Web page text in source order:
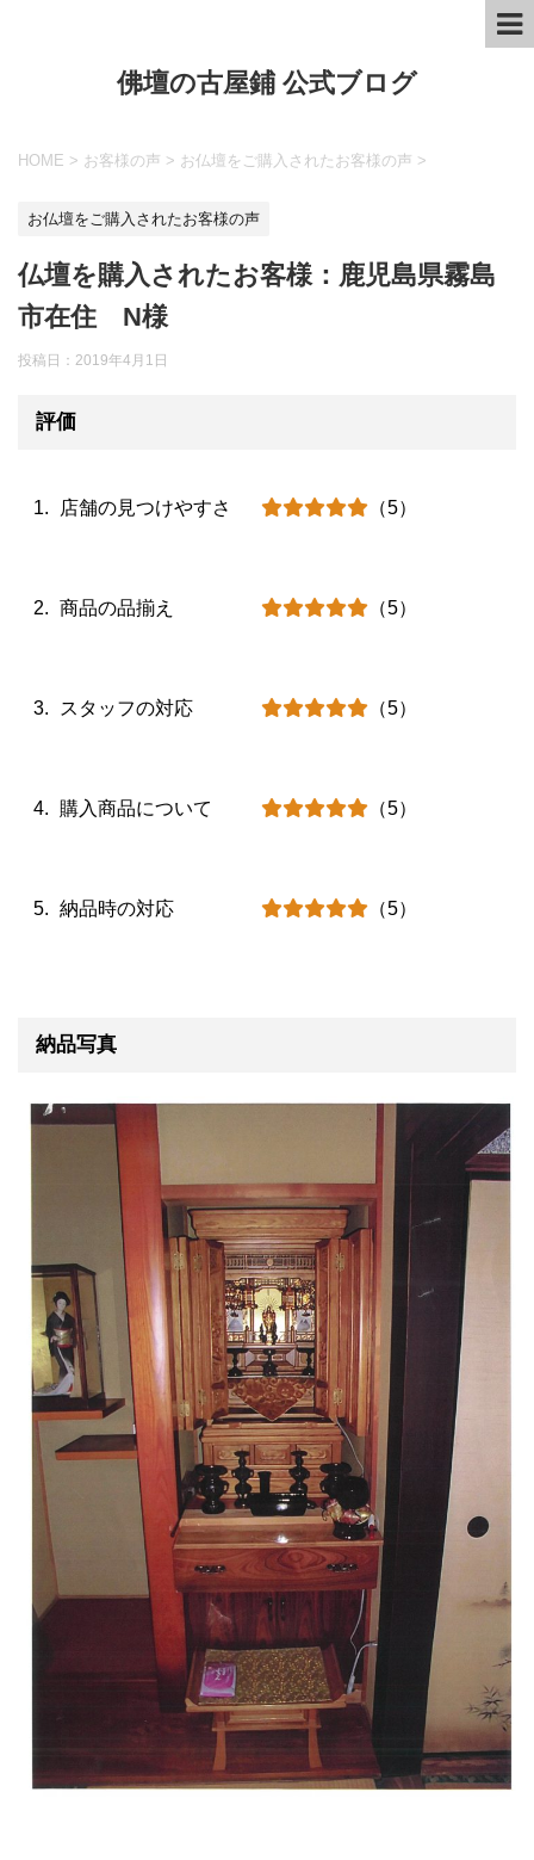
佛壇の古屋鋪 公式ブログ
HOME > お客様の声 > お仏壇をご購入されたお客様の声 >
お仏壇をご購入されたお客様の声
仏壇を購入されたお客様：鹿児島県霧島
市在住 N様
投稿日： 2019年4月1日
評価
店舗の見つけやすさ （5）
商品の品揃え （5）
スタッフの対応 （5）
購入商品について （5）
納品時の対応 （5）
納品写真